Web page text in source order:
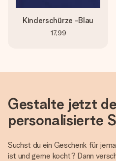
Kinderschürze -Blau
17,99
Gestalte jetzt
personalisierte
Suchst du ein Geschenk für
ist und gerne kocht? Dann